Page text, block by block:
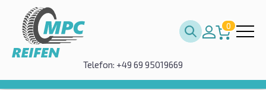
0
Telefon: +49 69 95019669